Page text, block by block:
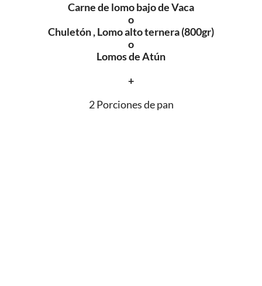
Carne de lomo bajo de Vaca
o
Chuletón , Lomo alto ternera (800gr)
o
Lomos de Atún
+
2 Porciones de pan